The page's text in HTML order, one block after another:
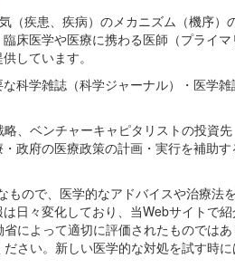
疾患、疾病）のメカニズム（機序）
床医学や医療に携わる医師（プライマ
しています。
科学雑誌（科学ジャーナル）・医学
、ベンチャーキャピタリストの投資先
政府の医療政策の計画・実行を補助
ので、医学的なアドバイスや治療法
日々変化しており、当Webサイトで
によって適切に評価されたものでは
さい。新しい医学的な対処を試す時